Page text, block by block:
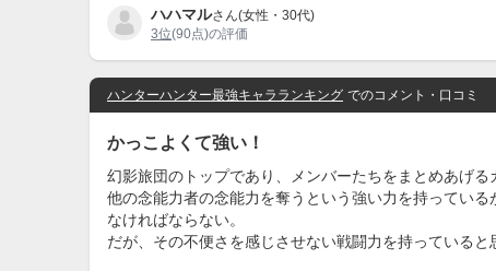
ハハマルさん(女性・30代)
3位(90点)の評価
ハンターハンター最強キャラランキング でのコメント・口コミ
かっこよくて強い！
幻影旅団のトップであり、メンバーたちをまとめあげる
他の念能力者の念能力を奪うという強い力を持ってい
なければならない。
だが、その不便さを感じさせない戦闘力を持っていると